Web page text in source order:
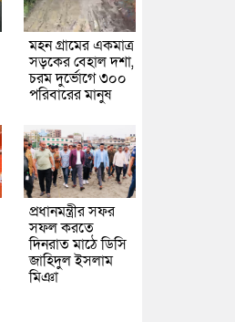
মহন গ্রামের একমাত্র
সড়কের বেহাল দশা,
চরম দুর্ভোগে ৩০০
পরিবারের মানুষ
প্রধানমন্ত্রীর সফর
সফল করতে
দিনরাত মাঠে ডিসি
জাহিদুল ইসলাম
মিঞা